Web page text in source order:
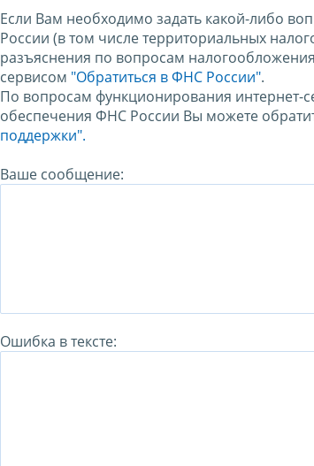
Если Вам необходимо задать какой-либо
России (в том числе территориальных
разъяснения по вопросам
сервисом "Обратиться в ФНС России".
По вопросам функционирования интернет-
обеспечения ФНС России Вы можете
поддержки".
Ваше сообщение:
Ошибка в тексте: